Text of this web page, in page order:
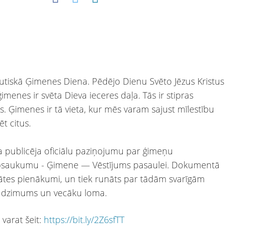
Ģimenes Diena. Pēdējo Dienu Svēto Jēzus Kristus
ir svēta Dieva ieceres daļa. Tās ir stipras
Ģimenes ir tā vieta, kur mēs varam sajust mīlestību
citus.
publicēja oficiālu paziņojumu par ģimeņu
- Ģimene — Vēstījums pasaulei. Dokumentā
pienākumi, un tiek runāts par tādām svarīgām
un vecāku loma.
šeit: https://bit.ly/2Z6sfTT